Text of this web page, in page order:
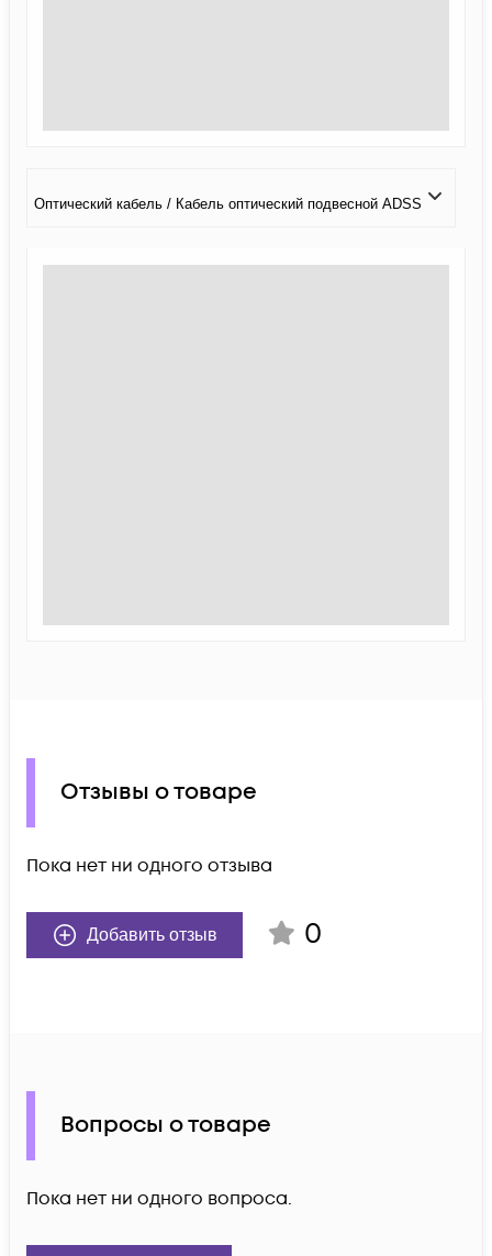
Оптический кабель / Кабель оптический подвесной ADSS
Отзывы о товаре
Пока нет ни одного отзыва
Добавить отзыв 0
Вопросы о товаре
Пока нет ни одного вопроса.